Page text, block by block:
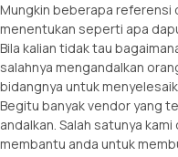
Mungkin beberapa referensi
menentukan seperti apa
Bila kalian tidak tau
salahnya mengandalkan
bidangnya untuk
Begitu banyak vendor yang
andalkan. Salah satunya
membantu anda untuk